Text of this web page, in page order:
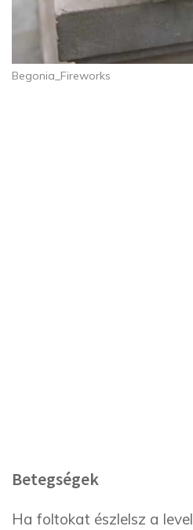
Begonia_Fireworks
Betegségek
Ha foltokat észlelsz a